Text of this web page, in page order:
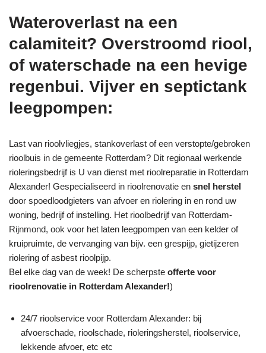
Wateroverlast na een
calamiteit? Overstroomd riool,
of waterschade na een hevige
regenbui. Vijver en septictank
leegpompen:
Last van rioolvliegjes, stankoverlast of een verstopte/gebroken
rioolbuis in de gemeente Rotterdam? Dit regionaal werkende
rioleringsbedrijf is U van dienst met rioolreparatie in Rotterdam
Alexander! Gespecialiseerd in rioolrenovatie en snel herstel
door spoedloodgieters van afvoer en riolering in en rond uw
woning, bedrijf of instelling. Het rioolbedrijf van Rotterdam-
Rijnmond, ook voor het laten leegpompen van een kelder of
kruipruimte, de vervanging van bijv. een grespijp, gietijzeren
riolering of asbest rioolpijp.
Bel elke dag van de week! De scherpste offerte voor
rioolrenovatie in Rotterdam Alexander!)
24/7 rioolservice voor Rotterdam Alexander: bij
afvoerschade, rioolschade, rioleringsherstel, rioolservice,
lekkende afvoer, etc etc